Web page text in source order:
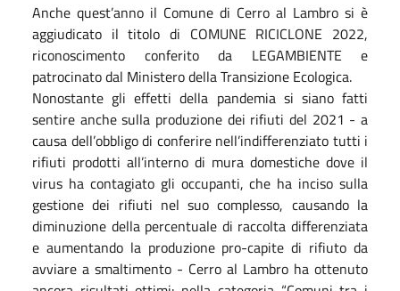
Anche quest’anno il Comune di Cerro al Lambro si è
aggiudicato il titolo di COMUNE RICICLONE 2022,
riconoscimento conferito da LEGAMBIENTE e
patrocinato dal Ministero della Transizione Ecologica.
Nonostante gli effetti della pandemia si siano fatti
sentire anche sulla produzione dei rifiuti del 2021 - a
causa dell’obbligo di conferire nell’indifferenziato tutti i
rifiuti prodotti all’interno di mura domestiche dove il
virus ha contagiato gli occupanti, che ha inciso sulla
gestione dei rifiuti nel suo complesso, causando la
diminuzione della percentuale di raccolta differenziata
e aumentando la produzione pro-capite di rifiuto da
avviare a smaltimento - Cerro al Lambro ha ottenuto